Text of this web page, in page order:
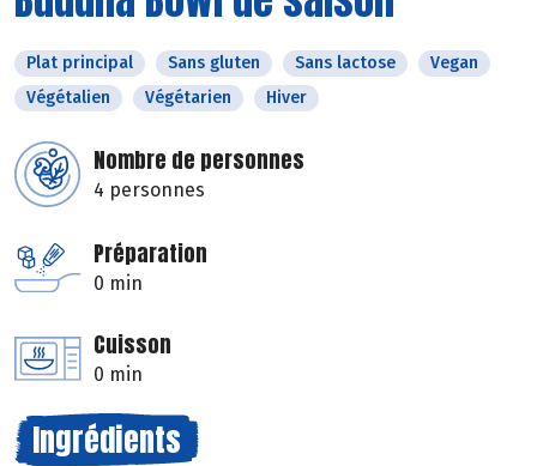
Plat principal Sans gluten Sans lactose
Vegan
Végétalien
Végétarien Hiver
Nombre de personnes
4 personnes
Préparation
0 min
Cuisson
0 min
Ingrédients